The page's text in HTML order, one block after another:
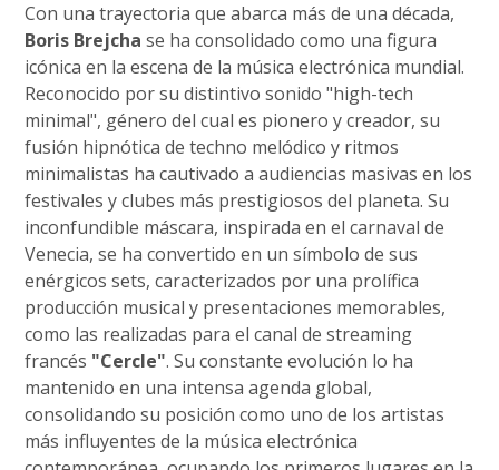
Con una trayectoria que abarca más de una década,
Boris Brejcha se ha consolidado como una figura
icónica en la escena de la música electrónica mundial.
Reconocido por su distintivo sonido "high-tech
minimal", género del cual es pionero y creador, su
fusión hipnótica de techno melódico y ritmos
minimalistas ha cautivado a audiencias masivas en los
festivales y clubes más prestigiosos del planeta. Su
inconfundible máscara, inspirada en el carnaval de
Venecia, se ha convertido en un símbolo de sus
enérgicos sets, caracterizados por una prolífica
producción musical y presentaciones memorables,
como las realizadas para el canal de streaming
francés "Cercle". Su constante evolución lo ha
mantenido en una intensa agenda global,
consolidando su posición como uno de los artistas
más influyentes de la música electrónica